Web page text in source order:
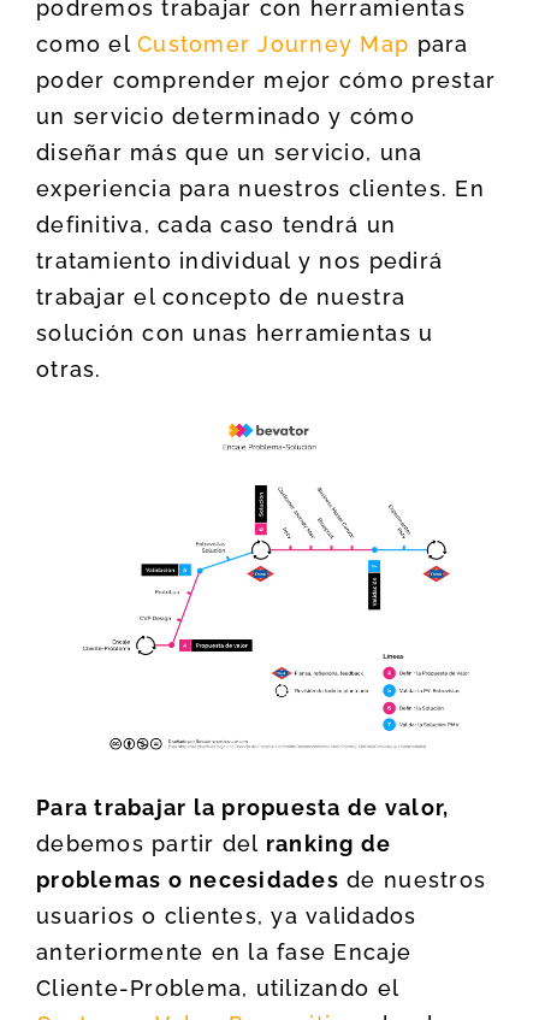
podremos trabajar con herramientas
como elCustomer Journey Map para
poder comprender mejor cómo prestar
un servicio determinado y cómo
diseñar más que un servicio, una
experiencia para nuestros clientes. En
definitiva, cada caso tendrá un
tratamiento individual y nos pedirá
trabajar el concepto de nuestra
solución con unas herramientas u
otras.
Para trabajar la propuesta de valor,
debemos partir del ranking de
problemas o necesidades de nuestros
usuarios o clientes, ya validados
anteriormente en la fase Encaje
Cliente-Problema, utilizando el